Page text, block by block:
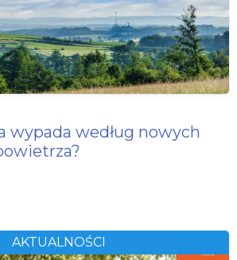
wypada według nowych
AKTUALNOŚCI